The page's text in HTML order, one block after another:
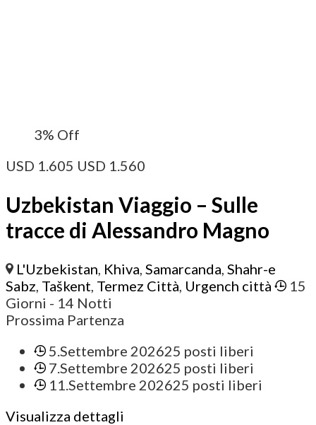
3% Off
USD 1.605 USD 1.560
Uzbekistan Viaggio – Sulle
tracce di Alessandro Magno
L'Uzbekistan Khiva ,Samarcanda ,Shahr-e
Sabz Taškent Termez Città Urgench città
15
Giorni - 14 Notti
Prossima Partenza
5.Settembre 202625 posti liberi
7.Settembre 202625 posti liberi
11.Settembre 202625 posti liberi
Visualizza dettagli